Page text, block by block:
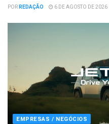
PORREDAÇÃO 6 DE AGOSTO DE 2026
EMPRESAS / NEGÓCIOS